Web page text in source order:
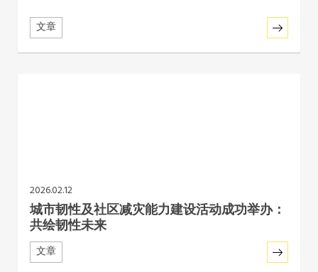
文章
2026.02.12
城市韧性及社区减灾能力建设活动成功举办：
共绘韧性未来
文章